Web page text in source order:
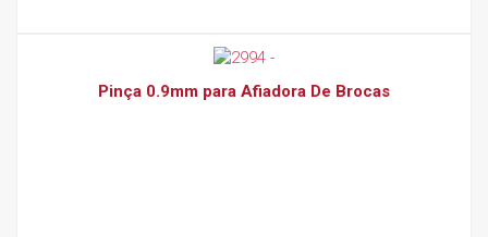
Pinça 0.9mm para Afiadora De Brocas